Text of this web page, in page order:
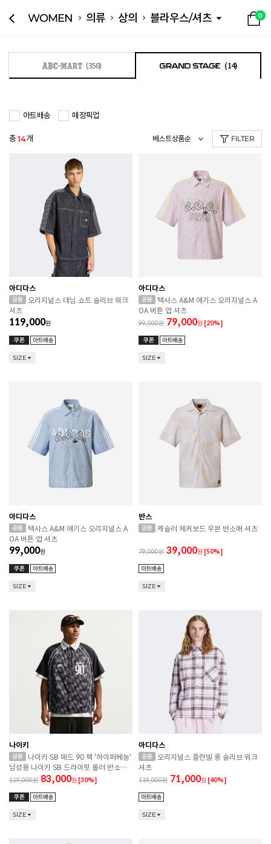
WOMEN 의류 상의 블라우스/셔츠 0
(358) (14)
아트배송 매장픽업
총14개 FILTER
아디다스
오리지널스 데님 쇼트 슬리브 워크
셔츠
119,000원
SIZE
아디다스
텍사스 A&M 애기스 오리지널스 A
OA 버튼 업 셔츠
99,000 79,000원 [20%]
SIZE
아디다스
텍사스 A&M 애기스 오리지널스 A
OA 버튼 업 셔츠
99,000원
SIZE
반스
케슬러 체커보드 우븐 반소매 셔츠
79,000 39,000원 [50%]
SIZE
나이키
나이키 SB 매드 90 팩 '하이퍼베놈'
남성용 나이키 SB 드라이핏 볼러 반소매
셔츠
119,000 83,000원 [30%]
SIZE
아디다스
오리지널스 플란넬 롱 슬리브 워크
셔츠
119,000 71,000원 [40%]
SIZE